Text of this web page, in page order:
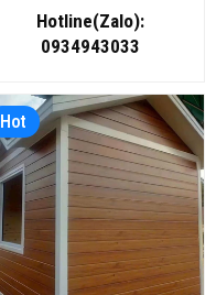
GYM- FITNESS TẠI HỒ CHÍ
MINH
Hotline(Zalo):
0934943033
Hot